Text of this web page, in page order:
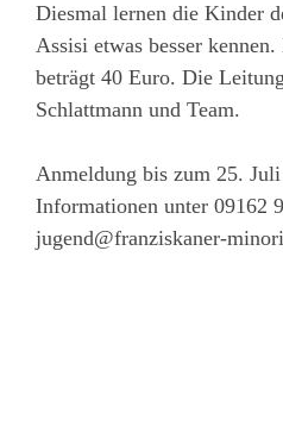
Diesmal lernen die Kinder
Assisi etwas besser
beträgt 40 Euro. Die
Schlattmann und Team.
Anmeldung bis zum 25.
Informationen unter 09162
jugend@franziskaner-